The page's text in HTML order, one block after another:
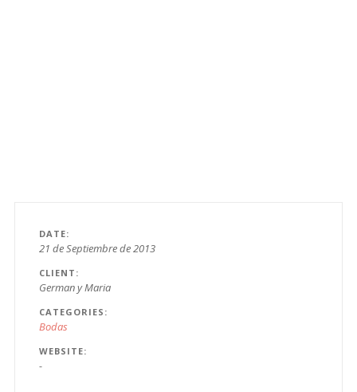
DATE
21 de Septiembre de 2013
CLIENT
German y Maria
CATEGORIES
Bodas
WEBSITE
-